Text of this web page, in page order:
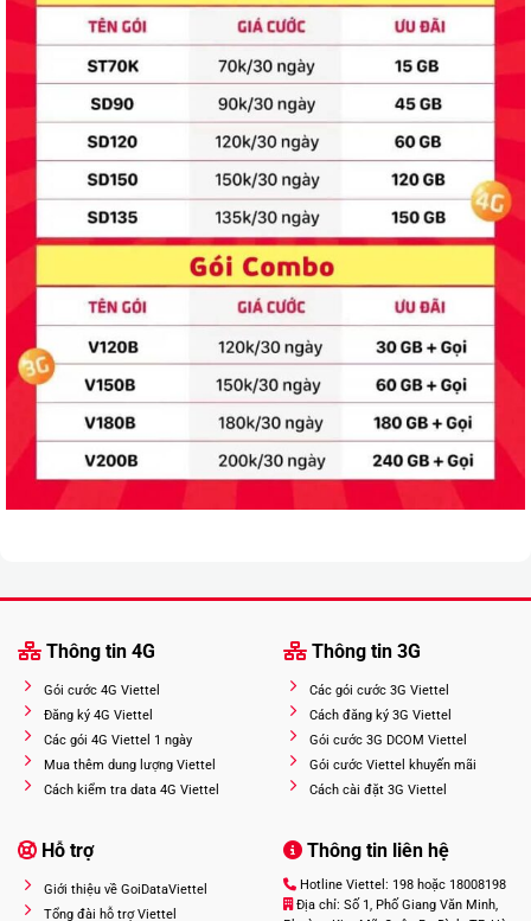
Thông tin 4G
Gói cước 4G Viettel
Đăng ký 4G Viettel
Các gói 4G Viettel 1 ngày
Mua thêm dung lượng Viettel
Cách kiểm tra data 4G Viettel
Thông tin 3G
Các gói cước 3G Viettel
Cách đăng ký 3G Viettel
Gói cước 3G DCOM Viettel
Gói cước Viettel khuyến mãi
Cách cài đặt 3G Viettel
Hỗ trợ
Giới thiệu về GoiDataViettel
Tổng đài hỗ trợ Viettel
Thông tin liên hệ
Hotline Viettel: 198 hoặc 18008198
Địa chỉ: Số 1, Phố Giang Văn Minh,